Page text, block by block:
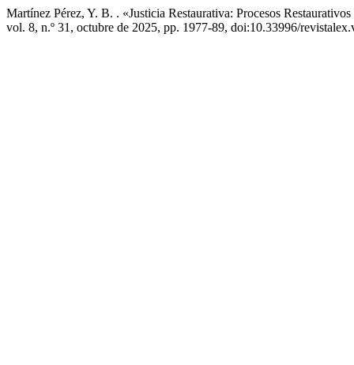
Martínez Pérez, Y. B. . «Justicia Restaurativa: Procesos
vol. 8, n.º 31, octubre de 2025, pp. 1977-89, doi:10.33996/